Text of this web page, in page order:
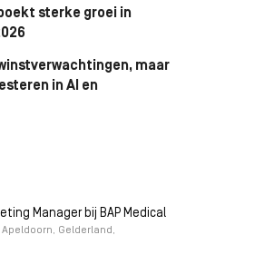
sterke groei in
maar
in AI en
Manager bij BAP Medical
Apeldoorn, Gelderland,